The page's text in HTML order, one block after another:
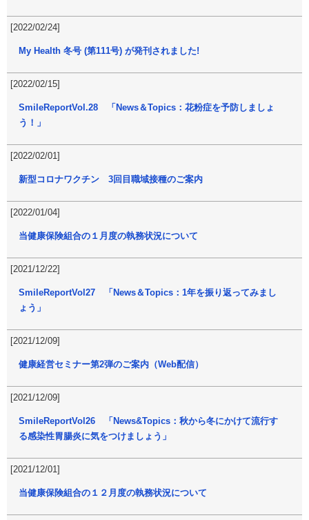
[2022/02/24]
My Health 冬号 (第111号) が発刊されました!
[2022/02/15]
SmileReportVol.28 「News＆Topics：花粉症を予防しましょ
う！」
[2022/02/01]
新型コロナワクチン 3回目職域接種のご案内
[2022/01/04]
当健康保険組合の１月度の執務状況について
[2021/12/22]
SmileReportVol27 「News＆Topics：1年を振り返ってみまし
ょう」
[2021/12/09]
健康経営セミナー第2弾のご案内（Web配信）
[2021/12/09]
SmileReportVol26 「News&Topics：秋から冬にかけて流行す
る感染性胃腸炎に気をつけましょう」
[2021/12/01]
当健康保険組合の１２月度の執務状況について